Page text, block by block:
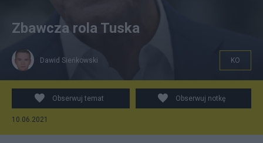
Donald Tusk. Fot.: Olivier Hoslet/PAP
Zbawcza rola Tuska
Dawid Sieńkowski KO
Obserwuj temat Obserwuj notkę
10.06.2021